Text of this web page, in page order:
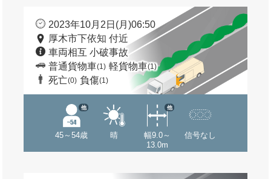
2023年10月2日(月)06:50
厚木市下依知 付近
車両相互 小破事故
普通貨物車(1) 軽貨物車(1)
死亡(0) 負傷(1)
45～54歳
他
晴
幅9.0～
13.0m
他
信号なし